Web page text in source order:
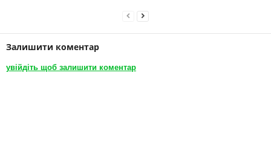
Залишити коментар
увійдіть щоб залишити коментар